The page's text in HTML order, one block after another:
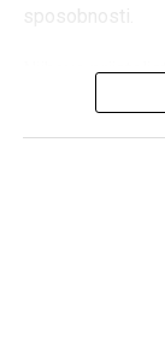
sposobnosti.
Njihovo
gdje je Trump